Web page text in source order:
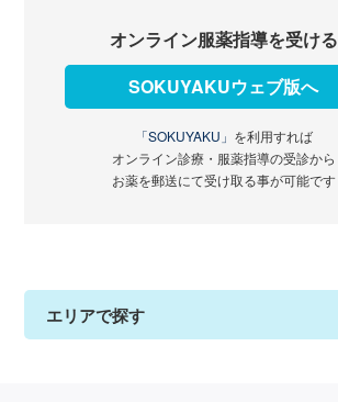
オンライン服薬指導を受ける
SOKUYAKUウェブ版へ
「SOKUYAKU」 を利用すれば
オンライン診療・服薬指導の受診から
お薬を郵送にて受け取る事が可能です
エリアで探す